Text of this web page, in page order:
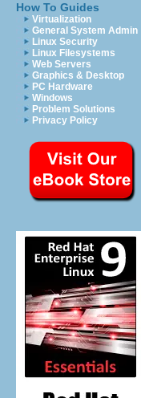
How To Guides
Virtualization
General System Admin
Linux Security
Linux Filesystems
Web Servers
Graphics & Desktop
PC Hardware
Windows
Problem Solutions
Privacy Policy